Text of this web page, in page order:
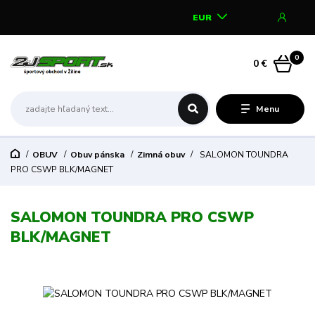
Menu
EUR
0
0 €
OBUV Obuv pánska Zimná obuv
SALOMON TOUNDRA
PRO CSWP BLK/MAGNET
SALOMON TOUNDRA PRO CSWP
BLK/MAGNET